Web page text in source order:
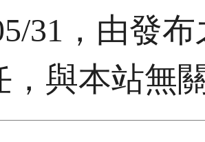
31，由發
，與本站無